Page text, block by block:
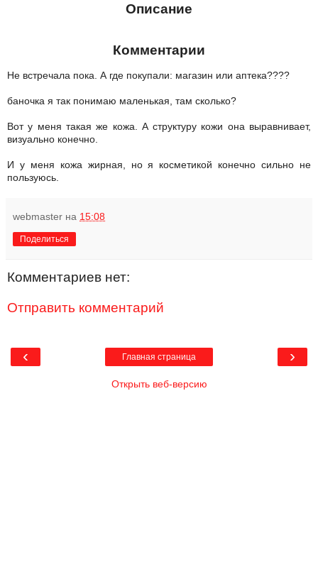
Описание
Комментарии
Не встречала пока. А где покупали: магазин или аптека????
баночка я так понимаю маленькая, там сколько?
Вот у меня такая же кожа. А структуру кожи она выравнивает,
визуально конечно.
И у меня кожа жирная, но я косметикой конечно сильно не
пользуюсь.
webmaster на 15:08
Поделиться
Комментариев нет:
Отправить комментарий
‹ ›
Главная страница
Открыть веб-версию